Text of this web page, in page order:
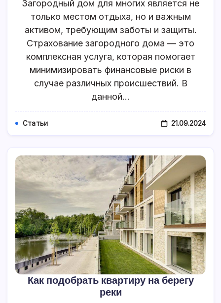
Загородного
Дома,
Вашего
Имущества
Загородный дом для многих является не
только местом отдыха, но и важным
активом, требующим заботы и защиты.
Страхование загородного дома — это
комплексная услуга, которая помогает
минимизировать финансовые риски в
случае различных происшествий. В
данной…
Статьи 21.09.2024
Как подобрать квартиру на берегу
реки